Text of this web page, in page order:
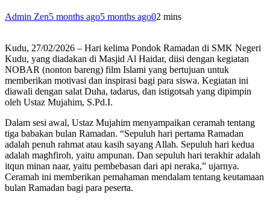
Admin Zen5 months ago5 months ago02 mins
Kudu, 27/02/2026 – Hari kelima Pondok Ramadan di SMK Negeri
Kudu, yang diadakan di Masjid Al Haidar, diisi dengan kegiatan
NOBAR (nonton bareng) film Islami yang bertujuan untuk
memberikan motivasi dan inspirasi bagi para siswa. Kegiatan ini
diawali dengan salat Duha, tadarus, dan istigotsah yang dipimpin
oleh Ustaz Mujahim, S.Pd.I.
Dalam sesi awal, Ustaz Mujahim menyampaikan ceramah tentang
tiga babakan bulan Ramadan. “Sepuluh hari pertama Ramadan
adalah penuh rahmat atau kasih sayang Allah. Sepuluh hari kedua
adalah maghfiroh, yaitu ampunan. Dan sepuluh hari terakhir adalah
itqun minan naar, yaitu pembebasan dari api neraka,” ujarnya.
Ceramah ini memberikan pemahaman mendalam tentang keutamaan
bulan Ramadan bagi para peserta.